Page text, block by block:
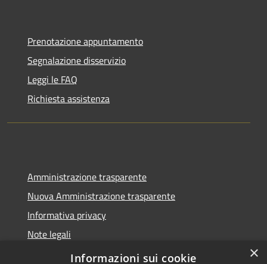
Prenotazione appuntamento
Segnalazione disservizio
Leggi le FAQ
Richiesta assistenza
Amministrazione trasparente
Nuova Amministrazione trasparente
Informativa privacy
Note legali
Dichiarazione di accessibilità
×
Informazioni sui cookie